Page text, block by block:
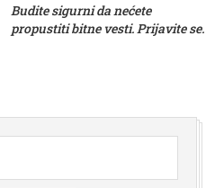
Budite sigurni da nećete
propustiti bitne vesti. Prijavite se.